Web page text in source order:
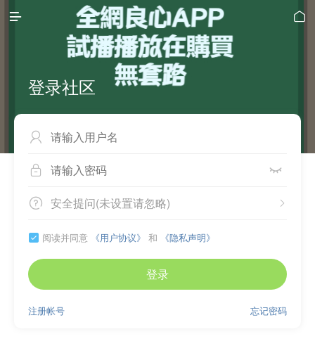
 
登录社区

 
 
安全提问(未设置请忽略)
 阅读并同意 《用户协议》 和 《隐私声明》
登录
忘记密码
注册帐号